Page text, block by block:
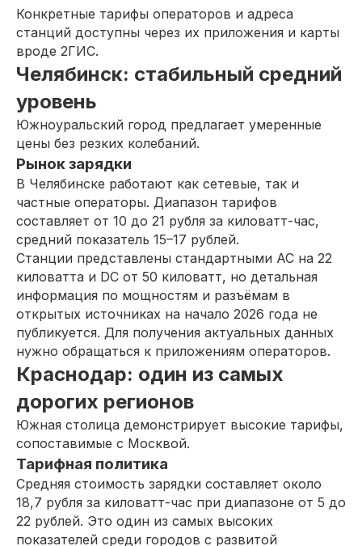
Конкретные тарифы операторов и адреса
станций доступны через их приложения и карты
вроде 2ГИС.
Челябинск: стабильный средний
уровень
Южноуральский город предлагает умеренные
цены без резких колебаний.
Рынок зарядки
В Челябинске работают как сетевые, так и
частные операторы. Диапазон тарифов
составляет от 10 до 21 рубля за киловатт-час,
средний показатель 15–17 рублей.
Станции представлены стандартными AC на 22
киловатта и DC от 50 киловатт, но детальная
информация по мощностям и разъёмам в
открытых источниках на начало 2026 года не
публикуется. Для получения актуальных данных
нужно обращаться к приложениям операторов.
Краснодар: один из самых
дорогих регионов
Южная столица демонстрирует высокие тарифы,
сопоставимые с Москвой.
Тарифная политика
Средняя стоимость зарядки составляет около
18,7 рубля за киловатт-час при диапазоне от 5 до
22 рублей. Это один из самых высоких
показателей среди городов с развитой